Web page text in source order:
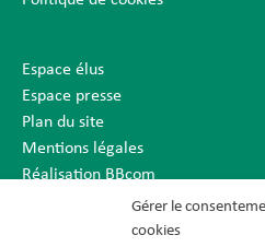
Gérer le
cookies
Espace élus
Espace presse
Plan du site
Mentions légales
Réalisation BBcom